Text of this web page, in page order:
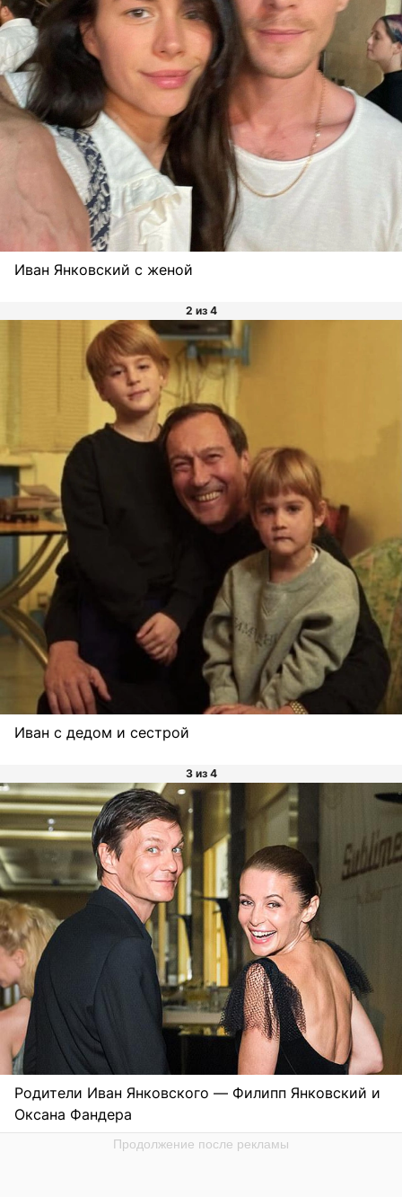
Иван Янковский с женой
2 из 4
Иван с дедом и сестрой
3 из 4
Родители Иван Янковского — Филипп Янковский и
Оксана Фандера